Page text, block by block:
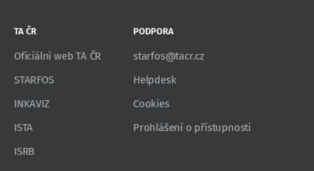
TA ČR
Oficiální web TA ČR
STARFOS
INKAVIZ
ISTA
ISRB
PODPORA
starfos@tacr.cz
Helpdesk
Cookies
Prohlášení o přístupnosti